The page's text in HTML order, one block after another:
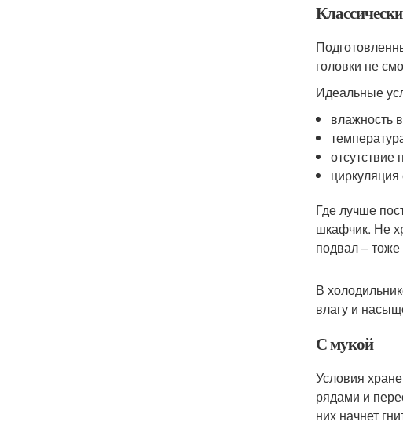
головки не
Идеальные
влажность
циркуляция
Где лучше
шкафчик. Не
подвал –
В
влагу и
С мукой
Условия
рядами и
них начнет